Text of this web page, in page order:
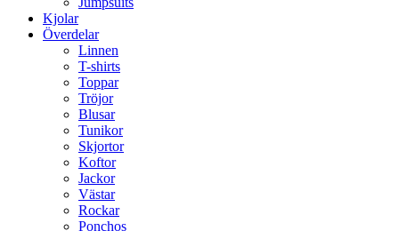
Kjolar
Överdelar
Linnen
T-shirts
Toppar
Tröjor
Blusar
Tunikor
Skjortor
Koftor
Jackor
Västar
Rockar
Ponchos